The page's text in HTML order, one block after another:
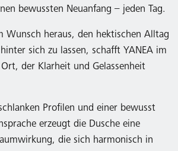
bewussten Neuanfang – jeden Tag.
Wunsch heraus, den hektischen Alltag
sich zu lassen, schafft YANEA im
der Klarheit und Gelassenheit
Profilen und einer bewusst
erzeugt die Dusche eine
die sich harmonisch in